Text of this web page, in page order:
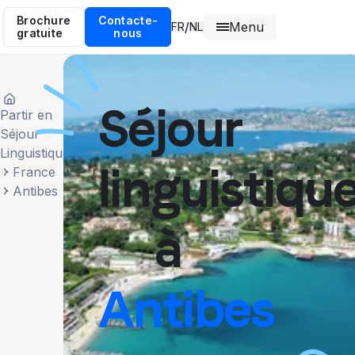
Brochure
gratuite
Contacte-
nous
FR/NL Menu
Partir en
Séjour
Linguistique
France
Antibes
Séjour
à
Antibes